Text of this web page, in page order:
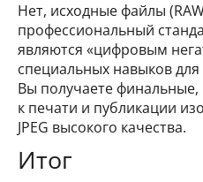
Нет, исходные файлы
профессиональный
являются «цифровым
специальных навыков
Вы получаете
к печати и публикации
JPEG высокого качества.
Итог